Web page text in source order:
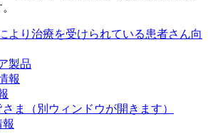
より治療を受けられている患者さん向
製品
報
ま
（別ウィンドウが開きます）